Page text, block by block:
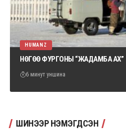
HUMANZ
НӨГӨӨ ФУРГОНЫ “ЖАДАМБА АХ”
6 минут уншина
ШИНЭЭР НЭМЭГДСЭН